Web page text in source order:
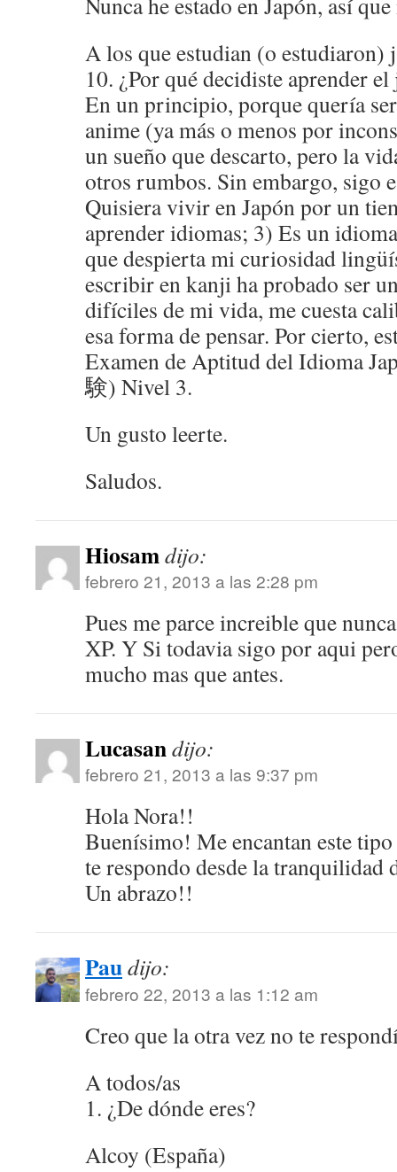
A los que estudian (o estudiaron)
10. ¿Por qué decidiste aprender el
En un principio, porque quería
anime (ya más o menos por
un sueño que descarto, pero la
otros rumbos. Sin embargo, sigo
Quisiera vivir en Japón por un
aprender idiomas; 3) Es un
que despierta mi curiosidad
escribir en kanji ha probado ser
difíciles de mi vida, me cuesta
esa forma de pensar. Por cierto,
Examen de Aptitud del Idioma
験) Nivel 3.
Un gusto leerte.
Saludos.
Hiosamdijo:
febrero 21, 2013 a las 2:28 pm
Pues me parce increible que
XP. Y Si todavia sigo por aqui
mucho mas que antes.
Lucasandijo:
febrero 21, 2013 a las 9:37 pm
Hola Nora!!
Buenísimo! Me encantan este
te respondo desde la tranquilidad
Un abrazo!!
Paudijo:
febrero 22, 2013 a las 1:12 am
Creo que la otra vez no te
A todos/as
1. ¿De dónde eres?
Alcoy (España)